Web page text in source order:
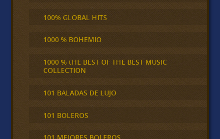
100% GLOBAL HITS
1000 % BOHEMIO
1000 % tHE BEST OF THE BEST MUSIC
COLLECTION
101 BALADAS DE LUJO
101 BOLEROS